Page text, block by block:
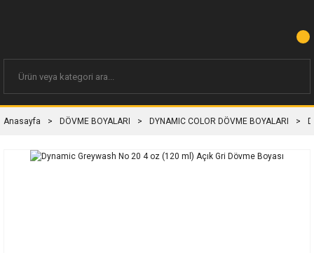
Anasayfa DÖVME BOYALARI DYNAMIC COLOR DÖVME BOYALARI